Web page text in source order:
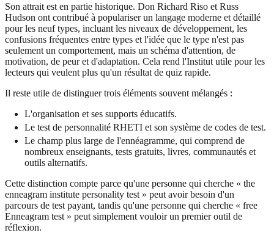
Son attrait est en partie historique. Don Richard Riso et Russ
Hudson ont contribué à populariser un langage moderne et détaillé
pour les neuf types, incluant les niveaux de développement, les
confusions fréquentes entre types et l'idée que le type n'est pas
seulement un comportement, mais un schéma d'attention, de
motivation, de peur et d'adaptation. Cela rend l'Institut utile pour les
lecteurs qui veulent plus qu'un résultat de quiz rapide.
Il reste utile de distinguer trois éléments souvent mélangés :
L'organisation et ses supports éducatifs.
Le test de personnalité RHETI et son système de codes de test.
Le champ plus large de l'ennéagramme, qui comprend de
nombreux enseignants, tests gratuits, livres, communautés et
outils alternatifs.
Cette distinction compte parce qu'une personne qui cherche « the
enneagram institute personality test » peut avoir besoin d'un
parcours de test payant, tandis qu'une personne qui cherche « free
Enneagram test » peut simplement vouloir un premier outil de
réflexion.